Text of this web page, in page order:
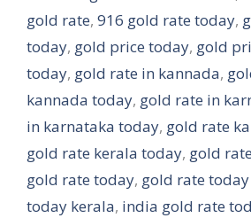
gold rate, 916 gold rate today,
today, gold price today, gold
today, gold rate in kannada,
kannada today, gold rate in
in karnataka today, gold rate
gold rate kerala today, gold
gold rate today, gold rate
today kerala, india gold rate